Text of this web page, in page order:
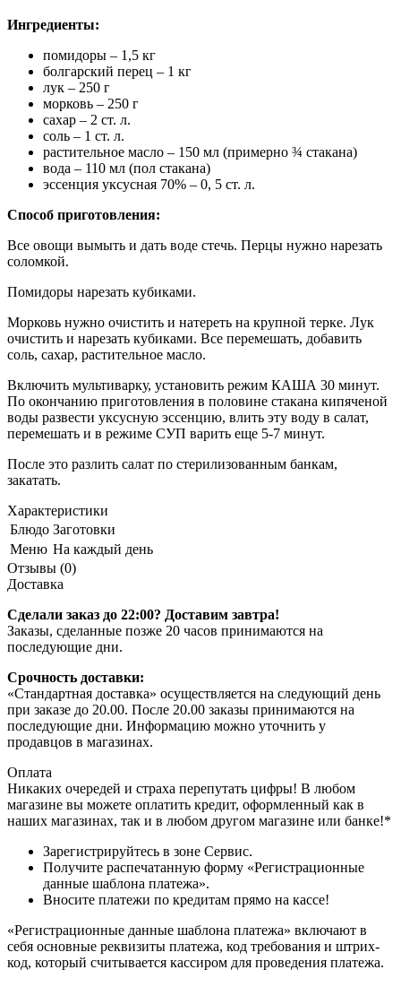
Ингредиенты:
помидоры – 1,5 кг
болгарский перец – 1 кг
лук – 250 г
морковь – 250 г
сахар – 2 ст. л.
соль – 1 ст. л.
растительное масло – 150 мл (примерно ¾ стакана)
вода – 110 мл (пол стакана)
эссенция уксусная 70% – 0, 5 ст. л.
Способ приготовления:
Все овощи вымыть и дать воде стечь. Перцы нужно нарезать
соломкой.
Помидоры нарезать кубиками.
Морковь нужно очистить и натереть на крупной терке. Лук
очистить и нарезать кубиками. Все перемешать, добавить
соль, сахар, растительное масло.
Включить мультиварку, установить режим КАША 30 минут.
По окончанию приготовления в половине стакана кипяченой
воды развести уксусную эссенцию, влить эту воду в салат,
перемешать и в режиме СУП варить еще 5-7 минут.
После это разлить салат по стерилизованным банкам,
закатать.
Характеристики
Блюдо Заготовки
Меню На каждый день
Отзывы (0)
Доставка
Сделали заказ до 22:00? Доставим завтра!
Заказы, сделанные позже 20 часов принимаются на
последующие дни.
Срочность доставки:
«Стандартная доставка» осуществляется на следующий день
при заказе до 20.00. После 20.00 заказы принимаются на
последующие дни. Информацию можно уточнить у
продавцов в магазинах.
Оплата
Никаких очередей и страха перепутать цифры! В любом
магазине вы можете оплатить кредит, оформленный как в
наших магазинах, так и в любом другом магазине или банке!*
Зарегистрируйтесь в зоне Сервис.
Получите распечатанную форму «Регистрационные
данные шаблона платежа».
Вносите платежи по кредитам прямо на кассе!
«Регистрационные данные шаблона платежа» включают в
себя основные реквизиты платежа, код требования и штрих-
код, который считывается кассиром для проведения платежа.